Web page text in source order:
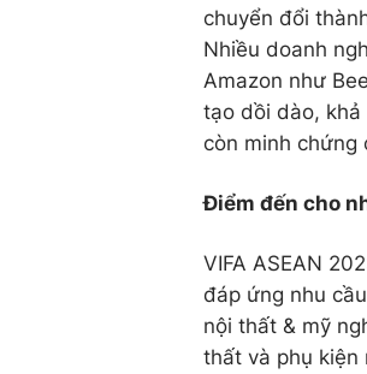
chuyển đổi
Nhiều doanh
Amazon như
tạo dồi dào,
còn minh chứng
Điểm đến cho
VIFA ASEAN
đáp ứng nhu
nội thất & mỹ
thất và phụ kiện